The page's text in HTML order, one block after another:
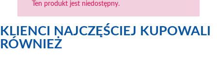
Ten produkt jest niedostępny.
KLIENCI NAJCZĘŚCIEJ KUPOWALI
RÓWNIEŻ